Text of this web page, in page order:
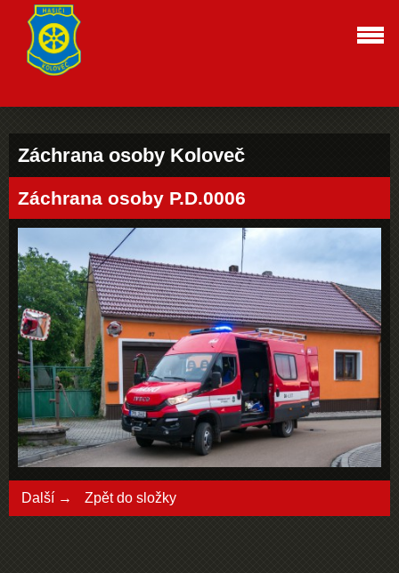
Záchrana osoby Koloveč
Záchrana osoby P.D.0006
Další → Zpět do složky